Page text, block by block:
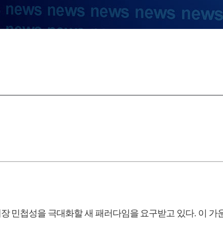
첩성을 극대화할 새 패러다임을 요구받고 있다. 이 가